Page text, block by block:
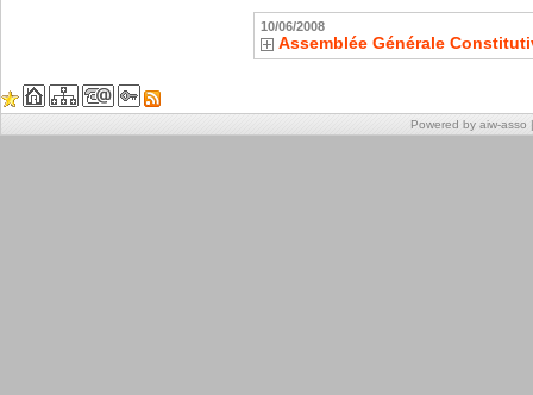
10/06/2008
Assemblée Générale
Powered by aiw-asso